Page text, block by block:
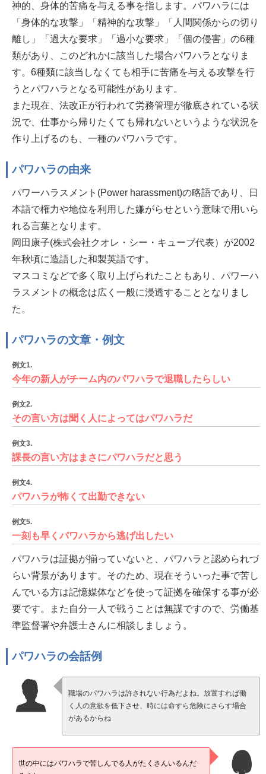
神的、身体的苦痛を与える事を指します。パワハラには
「身体的な攻撃」「精神的な攻撃」「人間関係からの切り
離し」「過大な要求」「過小な要求」「個の侵害」の6種
類があり、このどれかに該当した場合パワハラとなりま
す。6種類に該当しなくても相手に苦痛を与える攻撃を行
うとパワハラとなる可能性があります。
また現在、法改正が行われて労務管理が徹底されている状
況で、仕事から帰りたくても帰れないというような状況を
作り上げるのも、一種のパワハラです。
パワハラの由来
パワーハラスメント(Power harassment)の略語であり、日
本語で権力や地位を利用した嫌がらせという意味で用いら
れる言葉となります。
岡田康子(株式会社クオレ・シー・キューブ代表）が2002
年秋頃に造語した和製英語です。
マスコミなどで多く取り上げられたこともあり、パワーハ
ラスメントの概念は広く一般に浸透することとなりまし
た。
パワハラの文章・例文
例文1.
今年の新人がチーム内のパワハラで退職したらしい
例文2.
その言い方は聞く人によってはパワハラだ
例文3.
課長の言い方はまさにパワハラだと思う
例文4.
パワハラが怖くて出勤できない
例文5.
一刻も早くパワハラから逃げ出したい
パワハラは証拠が揃っていないと、パワハラと認められづ
らい背景があります。そのため、現在そういった事で苦し
んでいる方は記憶媒体などを使って証拠を確保する事が必
要です。また自分一人で戦うことは無謀ですので、労働基
準監督署や弁護士さんに相談しましょう。
パワハラの会話例
職場のパワハラは許されない行為だよね。放置すれば働
く人の意欲を低下させ、時には命すら危険にさらす場合
があるからね
世の中にはパワハラで苦しんでる人がたくさんいるんだ